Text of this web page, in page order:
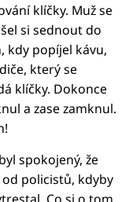
klíčky. Muž se
si sednout do
kdy popíjel kávu,
který se
klíčky. Dokonce
a zase zamknul.
spokojený, že
policistů, kdyby